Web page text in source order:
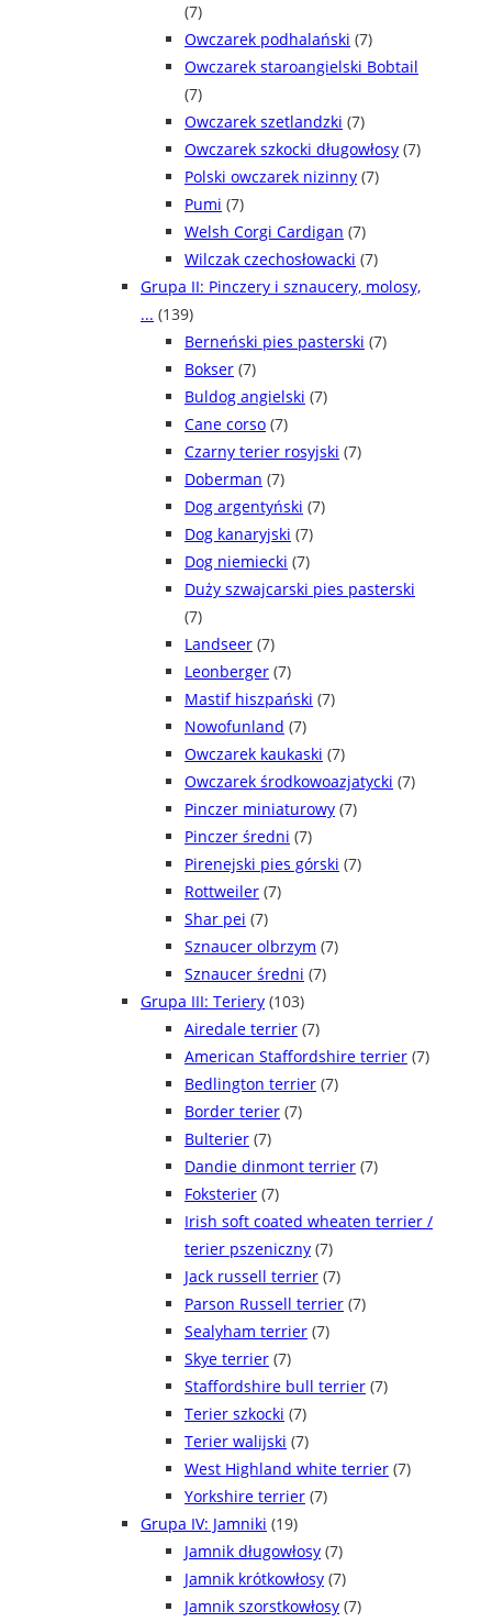
(7)
Owczarek podhalański (7)
Owczarek staroangielski Bobtail
(7)
Owczarek szetlandzki (7)
Owczarek szkocki długowłosy (7)
Polski owczarek nizinny (7)
Pumi (7)
Welsh Corgi Cardigan (7)
Wilczak czechosłowacki (7)
Grupa II: Pinczery i sznaucery, molosy,
... (139)
Berneński pies pasterski (7)
Bokser (7)
Buldog angielski (7)
Cane corso (7)
Czarny terier rosyjski (7)
Doberman (7)
Dog argentyński (7)
Dog kanaryjski (7)
Dog niemiecki (7)
Duży szwajcarski pies pasterski
(7)
Landseer (7)
Leonberger (7)
Mastif hiszpański (7)
Nowofunland (7)
Owczarek kaukaski (7)
Owczarek środkowoazjatycki (7)
Pinczer miniaturowy (7)
Pinczer średni (7)
Pirenejski pies górski (7)
Rottweiler (7)
Shar pei (7)
Sznaucer olbrzym (7)
Sznaucer średni (7)
Grupa III: Teriery (103)
Airedale terrier (7)
American Staffordshire terrier (7)
Bedlington terrier (7)
Border terier (7)
Bulterier (7)
Dandie dinmont terrier (7)
Foksterier (7)
Irish soft coated wheaten terrier /
terier pszeniczny (7)
Jack russell terrier (7)
Parson Russell terrier (7)
Sealyham terrier (7)
Skye terrier (7)
Staffordshire bull terrier (7)
Terier szkocki (7)
Terier walijski (7)
West Highland white terrier (7)
Yorkshire terrier (7)
Grupa IV: Jamniki (19)
Jamnik długowłosy (7)
Jamnik krótkowłosy (7)
Jamnik szorstkowłosy (7)